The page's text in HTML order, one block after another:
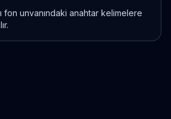
fon unvanındaki anahtar kelimelere